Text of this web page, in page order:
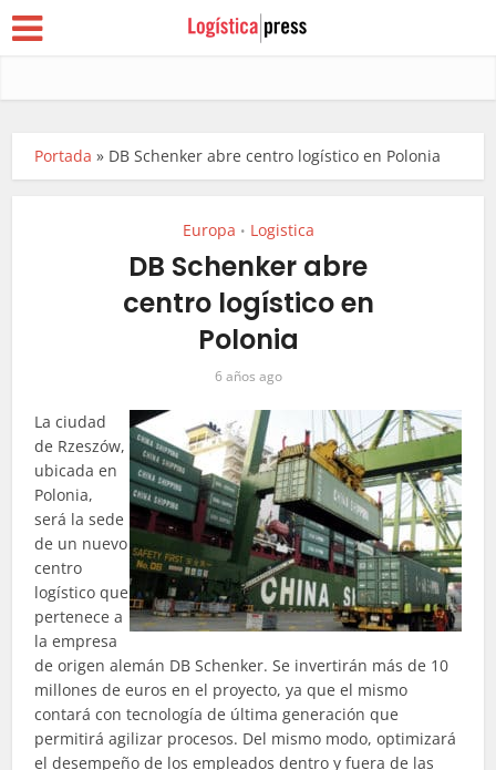
Portada » DB Schenker abre centro logístico en Polonia
Europa • Logistica
DB Schenker abre
centro logístico en
Polonia
6 años ago
La ciudad
de Rzeszów,
ubicada en
Polonia,
será la sede
de un nuevo
centro
logístico que
pertenece a
la empresa
de origen alemán DB Schenker. Se invertirán más de 10
millones de euros en el proyecto, ya que el mismo
contará con tecnología de última generación que
permitirá agilizar procesos. Del mismo modo, optimizará
el desempeño de los empleados dentro y fuera de las